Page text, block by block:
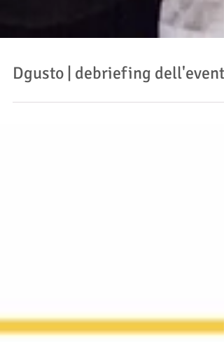
Dgusto | debriefing dell'evento